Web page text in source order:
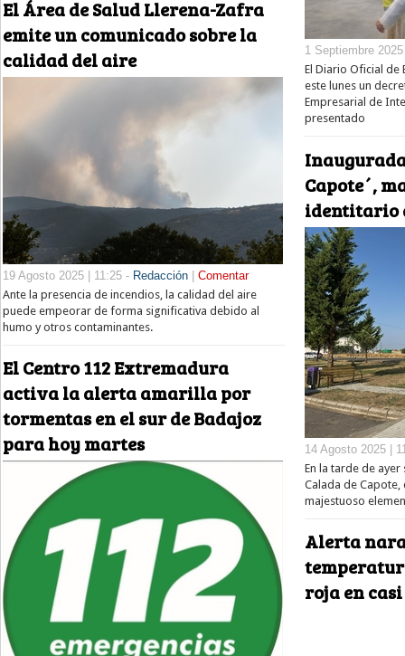
El Área de Salud Llerena-Zafra
emite un comunicado sobre la
calidad del aire
19 Agosto 2025 | 11:25 - Redacción | Comentar
Ante la presencia de incendios, la calidad del aire
puede empeorar de forma significativa debido al
humo y otros contaminantes.
El Centro 112 Extremadura
activa la alerta amarilla por
tormentas en el sur de Badajoz
para hoy martes
1 Septiembre
El Diario Oficial de
este lunes un
Empresarial de
presentado
Capote´,
identitario
14 Agosto 2025 |
En la tarde de
Calada de
majestuoso
Alerta
roja en